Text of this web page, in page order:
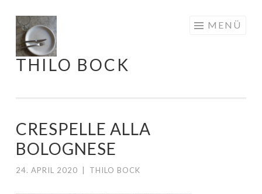
Springe
zum
Inhalt
THILO BOCK
MENÜ
CRESPELLE ALLA
BOLOGNESE
24. APRIL 2020 THILO BOCK